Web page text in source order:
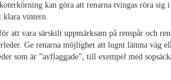
kan göra att renarna tvingas röra sig
klara vintern.
att vara särskilt uppmärksam på renspår och
Ge renarna möjlighet att lugnt lämna väg
som är ”avflaggade”, till exempel med